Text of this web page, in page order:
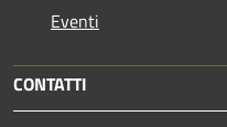
Eventi
CONTATTI